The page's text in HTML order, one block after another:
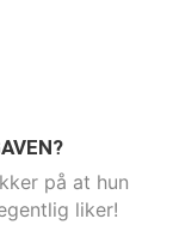
på at hun
liker!